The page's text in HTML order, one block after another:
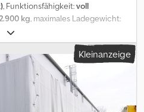
, Funktionsfähigkeit:voll
kg, maximales Ladegewicht:
kg
mm, Laderaumhöhe:3.010 mm,
19 EPAL / 301 cm Höhe / 2022
Daten: Zulässiges
2.900 kg Nutzlast 13.100
248 cm Höhe 301 cm
technische und optische Zustand
Kleinanzeige